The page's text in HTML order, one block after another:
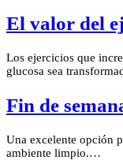
El valor del
Los ejercicios que
glucosa sea
Fin de
Una excelente opción
ambiente limpio.…